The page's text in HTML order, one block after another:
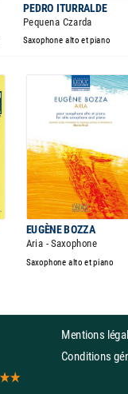
PEDRO ITURRALDE
Pequena Czarda
Saxophone alto et piano
EUGÈNE BOZZA
Aria - Saxophone
Saxophone alto et piano
Mentions
Conditions